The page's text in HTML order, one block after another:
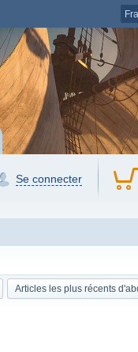
Se connecter
Articles les plus récents